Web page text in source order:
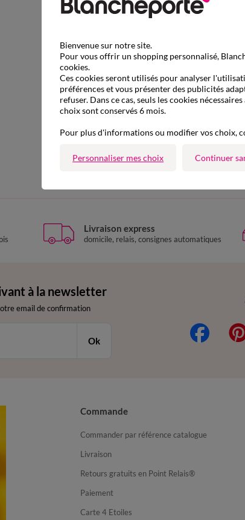
D'autres idées de
Soutien-gorge sans armatures
Livraison express
domicile, relais, consignes automatiques
à la newsletter
email de confirmation
Ok
Commande
Commander par référence catalogue
Livraison
Retours gratuits en Point Relais®
Paiement
Carte 4 Etoiles
Bienvenue sur notre site.
Pour vous offrir un shopping personnalisé,
cookies.
Ces cookies seront utilisés pour analyser
préférences et vous présenter des publicités
refuser. Dans ce cas, seuls les cookies
choix sont conservés 6 mois.
Pour plus d'informations ou modifier vos choix,
Personnaliser mes choix Continuer